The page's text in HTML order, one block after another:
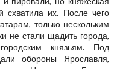
схватила их. После чего
только нескольким
не стали щадить города,
князьям. Под
обороны Ярославля,